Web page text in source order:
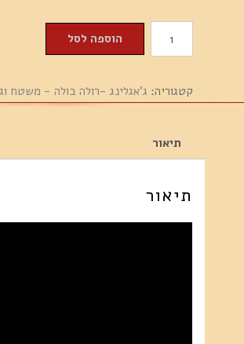
של
-
בולה
(
הוספה לסל
קטגוריה: ג'אגלינג -רולה בולה - משטח
תיאור
תיאור